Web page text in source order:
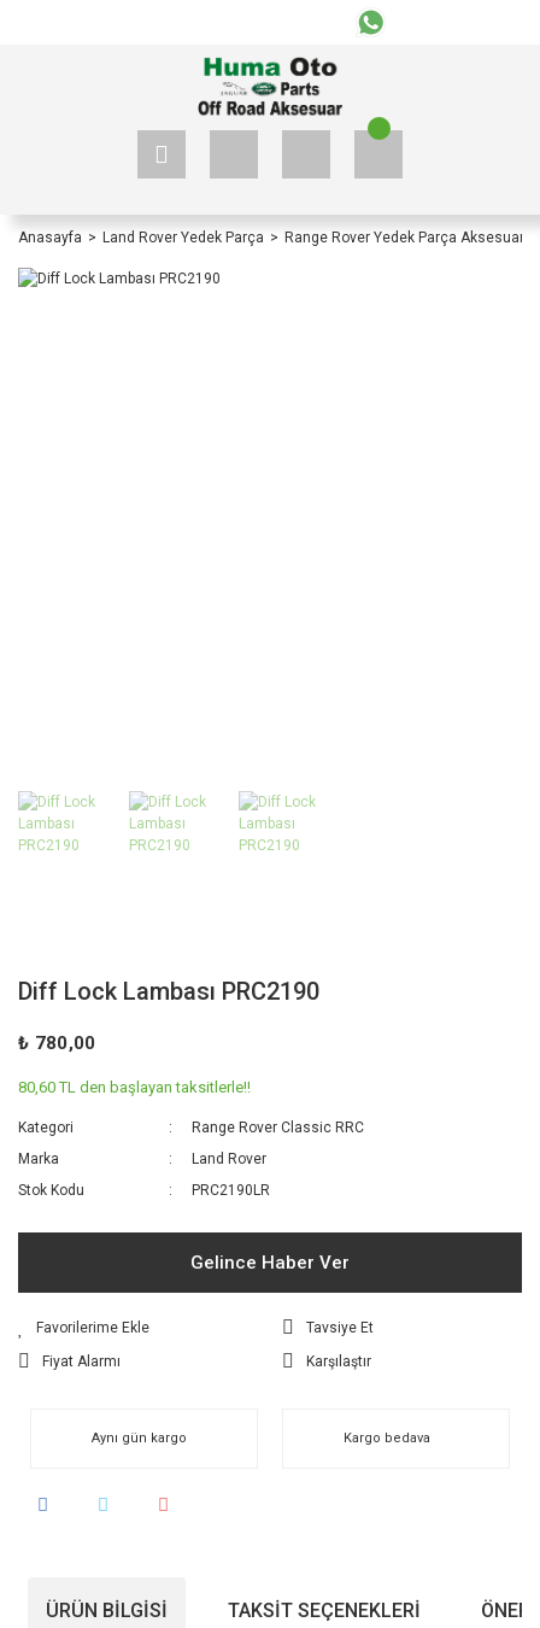
Anasayfa Land Rover Yedek Parça Range Rover Yedek Parça Aksesuar
Diff Lock Lambası PRC2190
₺ 780,00
80,60 TL den başlayan taksitlerle!!
Kategori
Range Rover Classic RRC
Marka
Land Rover
Stok Kodu
PRC2190LR
Gelince Haber Ver
Tavsiye Et
Fiyat Alarmı
Karşılaştır
Aynı gün kargo Kargo bedava
ÜRÜN BILGISI TAKSIT SEÇENEKLERI